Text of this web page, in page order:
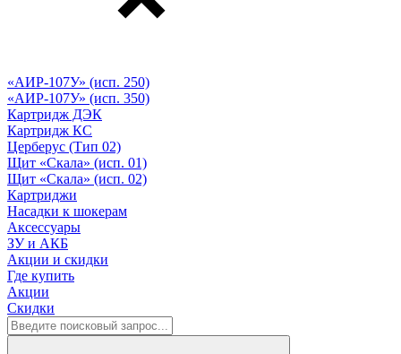
«АИР-107У» (исп. 250)
«АИР-107У» (исп. 350)
Картридж ДЭК
Картридж КС
Церберус (Тип 02)
Щит «Скала» (исп. 01)
Щит «Скала» (исп. 02)
Картриджи
Насадки к шокерам
Аксессуары
ЗУ и АКБ
Акции и скидки
Где купить
Акции
Скидки